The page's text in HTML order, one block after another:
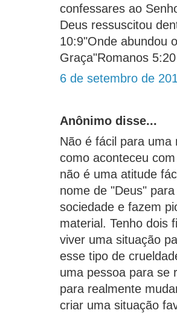
confessares ao
Deus ressuscitou
10:9"Onde abundou
Graça"Romanos 5:20
6 de setembro de
Anônimo disse...
Não é fácil para
como aconteceu
não é uma atitude
nome de "Deus"
sociedade e fazem
material. Tenho dois
viver uma situação
esse tipo de
uma pessoa para se
para realmente
criar uma situação